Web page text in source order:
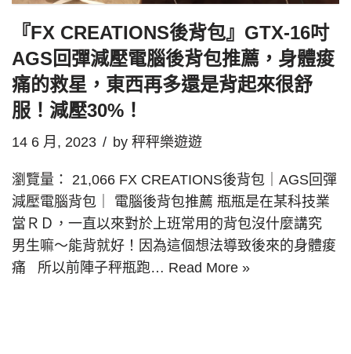
『FX CREATIONS後背包』GTX-16吋
AGS回彈減壓電腦後背包推薦，身體痠
痛的救星，東西再多還是背起來很舒
服！減壓30%！
14 6 月, 2023 by 秤秤樂遊遊
瀏覽量： 21,066 FX CREATIONS後背包｜AGS回彈
減壓電腦背包｜ 電腦後背包推薦 瓶瓶是在某科技業
當ＲＤ，一直以來對於上班常用的背包沒什麼講究
男生嘛～能背就好！因為這個想法導致後來的身體痠
痛 所以前陣子秤瓶跑… Read More »